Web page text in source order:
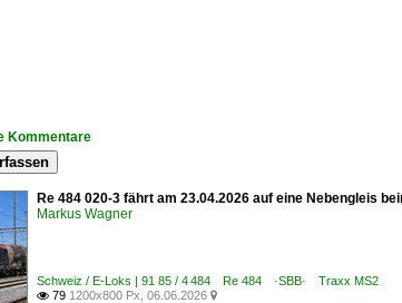
Kommentare
Re 484 020-3 fährt am 23.04.2026 auf eine Nebengleis
Markus Wagner
Schweiz / E-Loks | 91 85 / 4 484 Re 484 ·SBB· Traxx MS2
 79 1200x800 Px, 06.06.2026 